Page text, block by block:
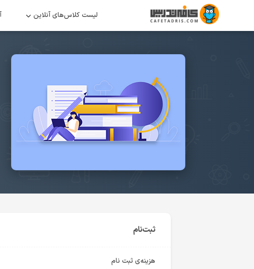
لیست کلاس‌های آنلاین
ثبت‌نام
هزینه‌ی ثبت نام